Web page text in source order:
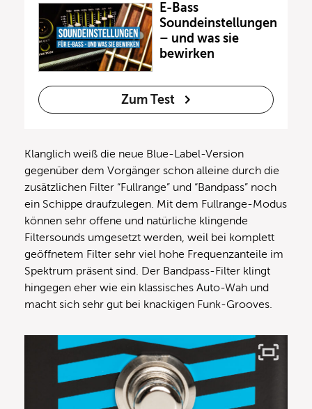
E-Bass
Soundeinstellungen
– und was sie
bewirken
Zum Test
Klanglich weiß die neue Blue-Label-Version
gegenüber dem Vorgänger schon alleine durch die
zusätzlichen Filter “Fullrange” und “Bandpass” noch
ein Schippe draufzulegen. Mit dem Fullrange-Modus
können sehr offene und natürliche klingende
Filtersounds umgesetzt werden, weil bei komplett
geöffnetem Filter sehr viel hohe Frequenzanteile im
Spektrum präsent sind. Der Bandpass-Filter klingt
hingegen eher wie ein klassisches Auto-Wah und
macht sich sehr gut bei knackigen Funk-Grooves.